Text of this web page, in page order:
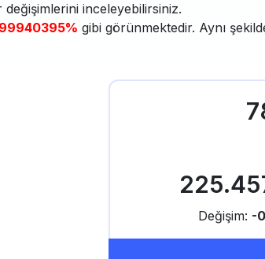
değişimlerini inceleyebilirsiniz.
gibi görünmektedir. Aynı
Değişim: -